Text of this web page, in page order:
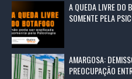
A QUEDA LIVRE DO
SOMENTE PELA
AMARGOSA:
PREOCUPAÇÃO